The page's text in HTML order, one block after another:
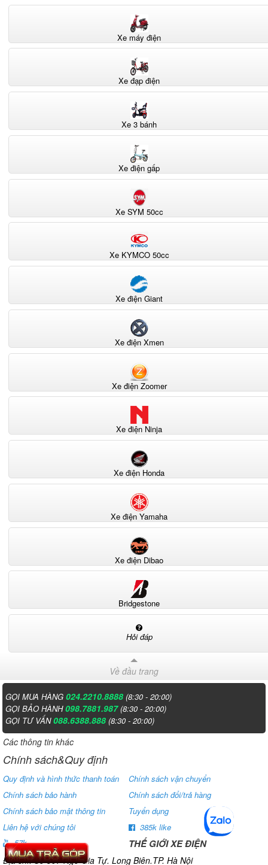
Xe máy điện
Xe đạp điện
Xe 3 bánh
Xe điện gấp
Xe SYM 50cc
Xe KYMCO 50cc
Xe điện Giant
Xe điện Xmen
Xe điện Zoomer
Xe điện Ninja
Xe điện Honda
Xe điện Yamaha
Xe điện Dibao
Bridgestone
Hỏi đáp
Về đầu trang
GỌI MUA HÀNG024.2210.8888 (8:30 - 20:00)
GỌI BẢO HÀNH098.7881.987 (8:30 - 20:00)
GỌI TƯ VẤN088.6388.888 (8:30 - 20:00)
Các thông tin khác
Chính sách&Quy định
Quy định và hình thức thanh toán
Chính sách vận chuyển
Chính sách bảo hành
Chính sách đổi/trả hàng
Chính sách bảo mật thông tin
Tuyển dụng
Liên hệ với chúng tôi
385k like
57k
THẾ GIỚI XE ĐIỆN
Địa chỉ: Số 807 Ngô Gia Tự. Long Biên.TP. Hà Nội